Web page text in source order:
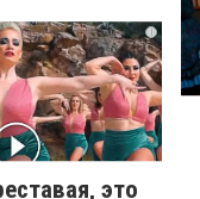
i
это